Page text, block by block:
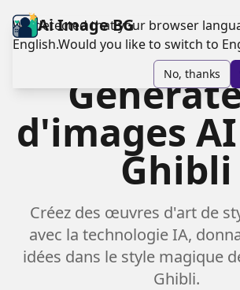
Ai Image BG
d'images
Ghibli
Créez des œuvres d'art de
avec la technologie IA,
idées dans le style magique
Ghibli.
We detected that your browser
English.Would you like to switch to
No, thanks